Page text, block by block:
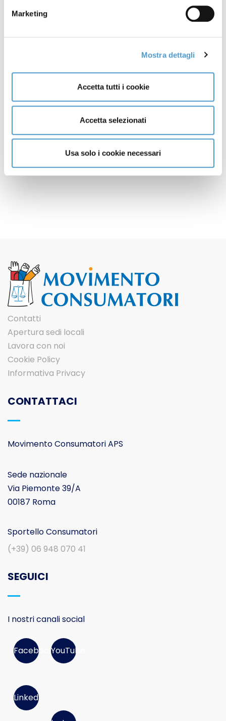
Marketing
Mostra dettagli
Accetta tutti i cookie
Accetta selezionati
Usa solo i cookie necessari
30 Maggio 2017
05 Settembre
2016
Io Sono Originale 2015
2015
Pagina 4 di 4
1 2 3 4
Contatti
Apertura sedi locali
Lavora con noi
Cookie Policy
Informativa Privacy
CONTATTACI
Movimento Consumatori APS
Sede nazionale
Via Piemonte 39/A
00187 Roma
Sportello Consumatori
(+39) 06 948 070 41
SEGUICI
I nostri canali social
FacebookYouTube
Linked